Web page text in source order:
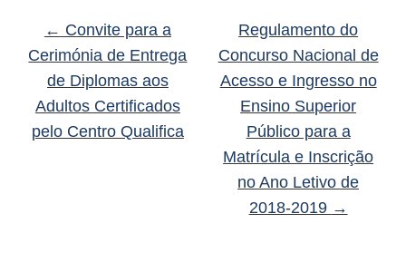
← Convite para a
Cerimónia de Entrega
de Diplomas aos
Adultos Certificados
pelo Centro Qualifica
Regulamento do
Concurso Nacional de
Acesso e Ingresso no
Ensino Superior
Público para a
Matrícula e Inscrição
no Ano Letivo de
2018-2019 →